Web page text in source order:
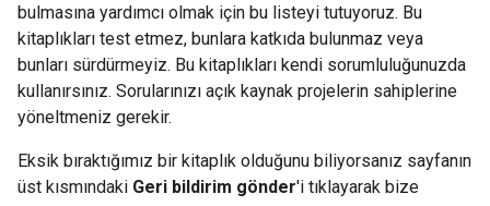
bulmasına yardımcı olmak için bu listeyi tutuyoruz. Bu
kitaplıkları test etmez, bunlara katkıda bulunmaz veya
bunları sürdürmeyiz. Bu kitaplıkları kendi sorumluluğunuzda
kullanırsınız. Sorularınızı açık kaynak projelerin sahiplerine
yöneltmeniz gerekir.
Eksik bıraktığımız bir kitaplık olduğunu biliyorsanız sayfanın
üst kısmındaki Geri bildirim gönder'i tıklayarak bize